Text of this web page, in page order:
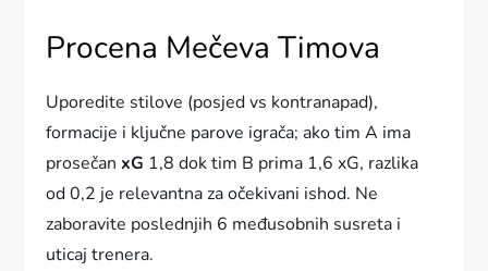
Procena Mečeva Timova
Uporedite stilove (posjed vs kontranapad),
formacije i ključne parove igrača; ako tim A ima
prosečanxG 1,8 dok tim B prima 1,6 xG, razlika
od 0,2 je relevantna za očekivani ishod. Ne
zaboravite poslednjih 6 međusobnih susreta i
uticaj trenera.